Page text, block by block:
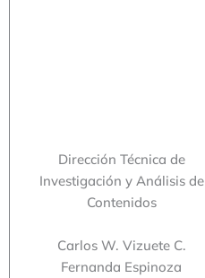
Dirección Técnica de
Investigación y Análisis de
Contenidos
Carlos W. Vizuete C.
Fernanda Espinoza